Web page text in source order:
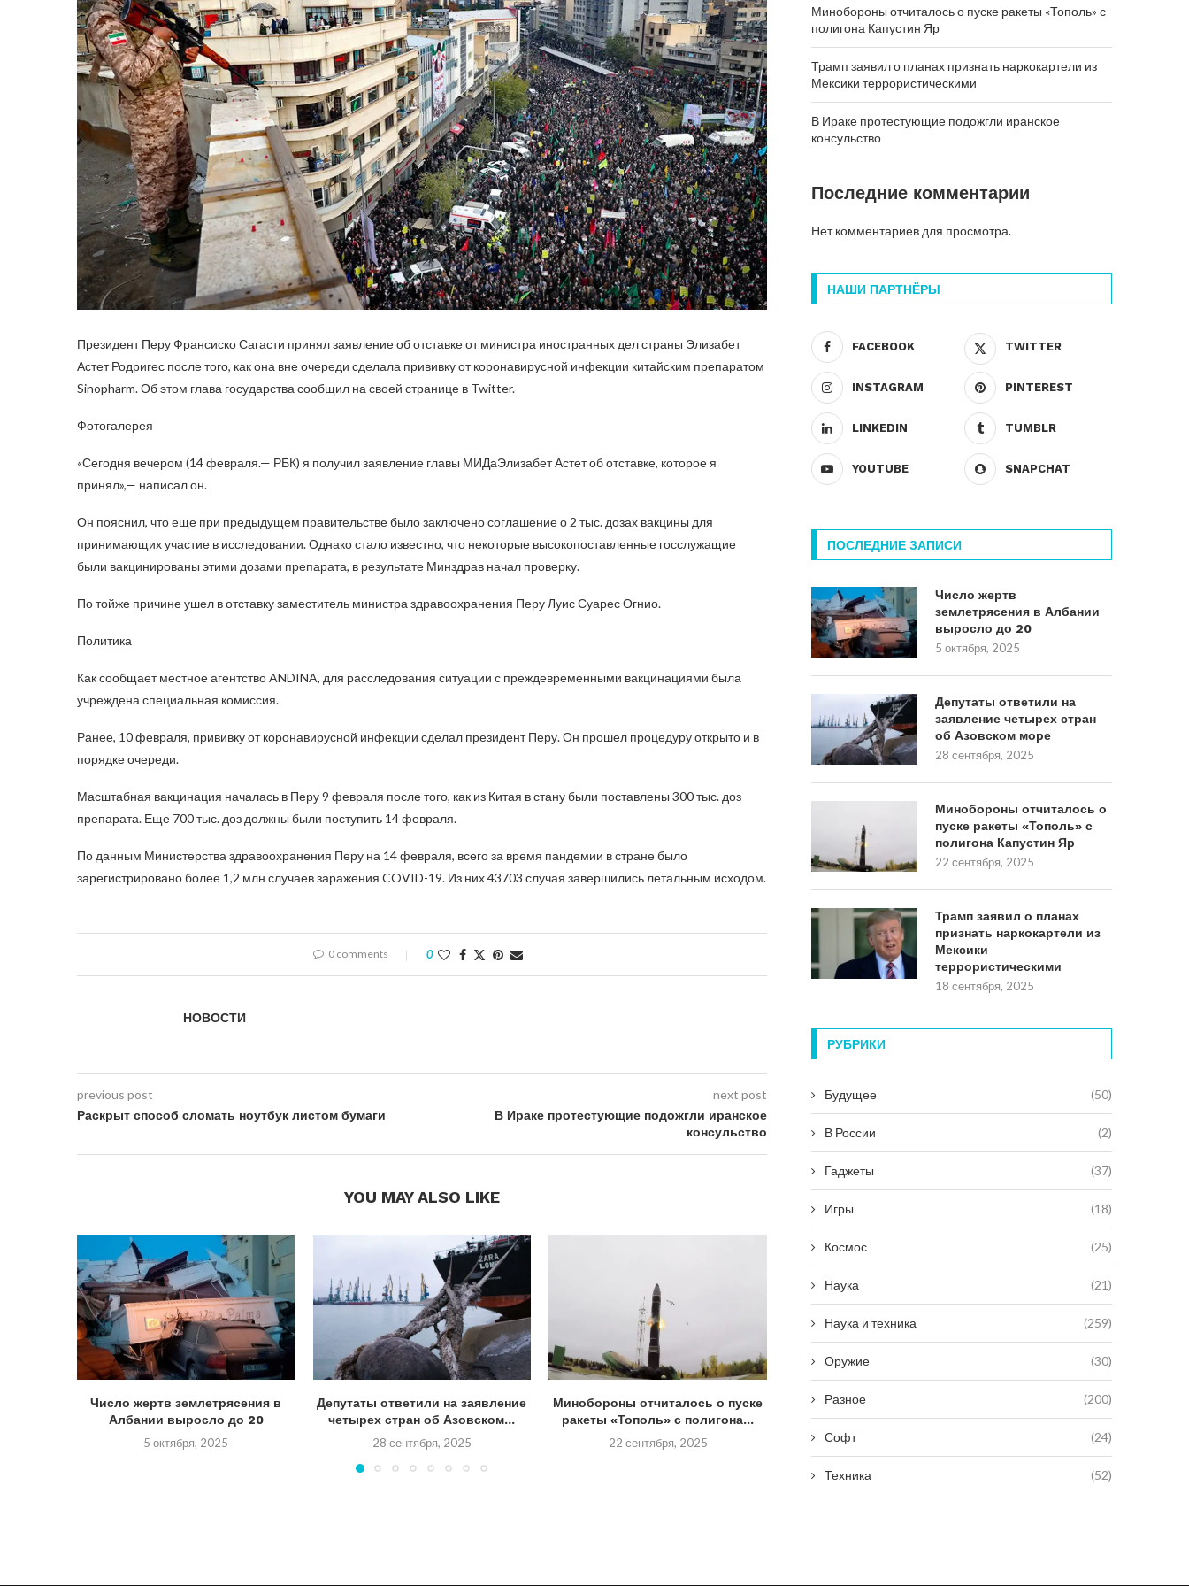
Президент Перу Франсиско Сагасти принял заявление об отставке от министра иностранных дел страны Элизабет
Астет Родригес после того, как она вне очереди сделала прививку от коронавирусной инфекции китайским препаратом
Sinopharm. Об этом глава государства сообщил на своей странице в Twitter.
Фотогалерея
«Сегодня вечером (14 февраля.— РБК) я получил заявление главы МИДаЭлизабет Астет об отставке, которое я
принял»,— написал он.
Он пояснил, что еще при предыдущем правительстве было заключено соглашение о 2 тыс. дозах вакцины для
принимающих участие в исследовании. Однако стало известно, что некоторые высокопоставленные госслужащие
были вакцинированы этими дозами препарата, в результате Минздрав начал проверку.
По тойже причине ушел в отставку заместитель министра здравоохранения Перу Луис Суарес Огнио.
Политика
Как сообщает местное агентство ANDINA, для расследования ситуации с преждевременными вакцинациями была
учреждена специальная комиссия.
Ранее, 10 февраля, прививку от коронавирусной инфекции сделал президент Перу. Он прошел процедуру открыто и в
порядке очереди.
Масштабная вакцинация началась в Перу 9 февраля после того, как из Китая в стану были поставлены 300 тыс. доз
препарата. Еще 700 тыс. доз должны были поступить 14 февраля.
По данным Министерства здравоохранения Перу на 14 февраля, всего за время пандемии в стране было
зарегистрировано более 1,2 млн случаев заражения COVID-19. Из них 43703 случая завершились летальным исходом.
0 comments 0
НОВОСТИ
previous post
Раскрыт способ сломать ноутбук листом бумаги
next post
В Ираке протестующие подожгли иранское
консульство
YOU MAY ALSO LIKE
Число жертв землетрясения в
Албании выросло до 20
5 октября, 2025
Депутаты ответили на заявление
четырех стран об Азовском...
28 сентября, 2025
Минобороны отчиталось о пуске
ракеты «Тополь» с полигона...
22 сентября, 2025
Трамп заявил о планах признать
наркокартели из Мексики...
18 сентября, 2025
В Ираке протестующие
иранское
16 сентября, 2025
Минобороны отчиталось о пуске ракеты «Тополь» с
полигона Капустин Яр
Трамп заявил о планах признать наркокартели из
Мексики террористическими
В Ираке протестующие подожгли иранское
консульство
Последние комментарии
Нет комментариев для просмотра.
НАШИ ПАРТНЁРЫ
FACEBOOK TWITTER
INSTAGRAM PINTEREST
LINKEDIN TUMBLR
YOUTUBE SNAPCHAT
ПОСЛЕДНИЕ ЗАПИСИ
Число жертв
землетрясения в Албании
выросло до 20
5 октября, 2025
Депутаты ответили на
заявление четырех стран
об Азовском море
28 сентября, 2025
Минобороны отчиталось о
пуске ракеты «Тополь» с
полигона Капустин Яр
22 сентября, 2025
Трамп заявил о планах
признать наркокартели из
Мексики
террористическими
18 сентября, 2025
РУБРИКИ
Будущее (50)
В России (2)
Гаджеты (37)
Игры (18)
Космос (25)
Наука (21)
Наука и техника (259)
Оружие (30)
Разное (200)
Софт (24)
Техника (52)